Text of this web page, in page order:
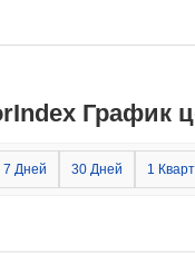
График
7 Дней 30 Дней 1